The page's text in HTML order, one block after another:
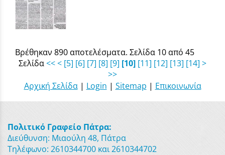
Βρέθηκαν 890 αποτελέσματα. Σελίδα 10 από 45
Σελίδα<<< [5] [6] [7] [8] [9] [10] [11] [12] [13] [14] >
>>
Αρχική Σελίδα| Login | Sitemap | Επικοινωνία
Πολιτικό Γραφείο Πάτρα:
Διεύθυνση: Μιαούλη 48, Πάτρα
Τηλέφωνο: 2610344700 και 2610344702